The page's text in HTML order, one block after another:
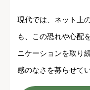
現代では、ネット上
も、この恐れや心配
ニケーションを取り
感のなさを募らせて